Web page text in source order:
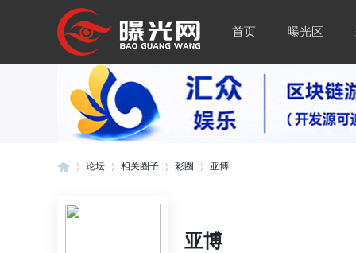
首页 曝光区
论坛 相关圈子 彩圈
›
亚博
亚博